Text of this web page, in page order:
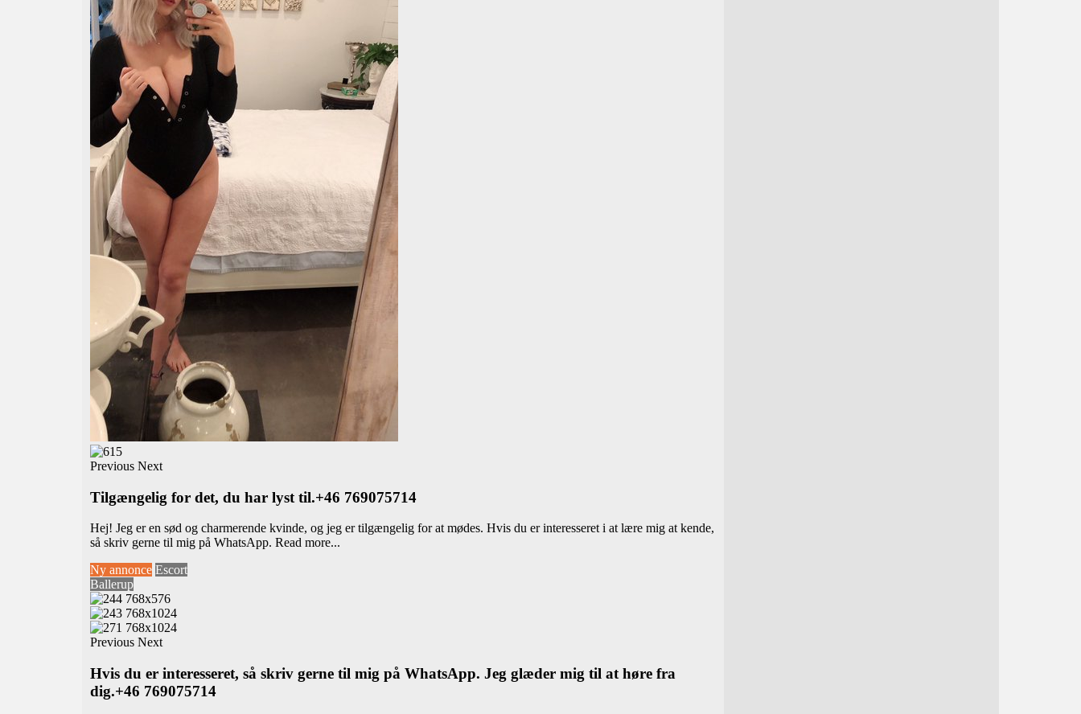
Previous Next
Tilgængelig for det, du har lyst til.+46 769075714
Hej! Jeg er en sød og charmerende kvinde, og jeg er tilgængelig for at mødes. Hvis du er interesseret i at lære mig at kende,
så skriv gerne til mig på WhatsApp. Read more...
Ny annonce Escort
Ballerup
Previous Next
Hvis du er interesseret, så skriv gerne til mig på WhatsApp. Jeg glæder mig til at høre fra
dig.+46 769075714